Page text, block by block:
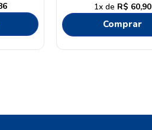
1 R$ 60,90
Comprar